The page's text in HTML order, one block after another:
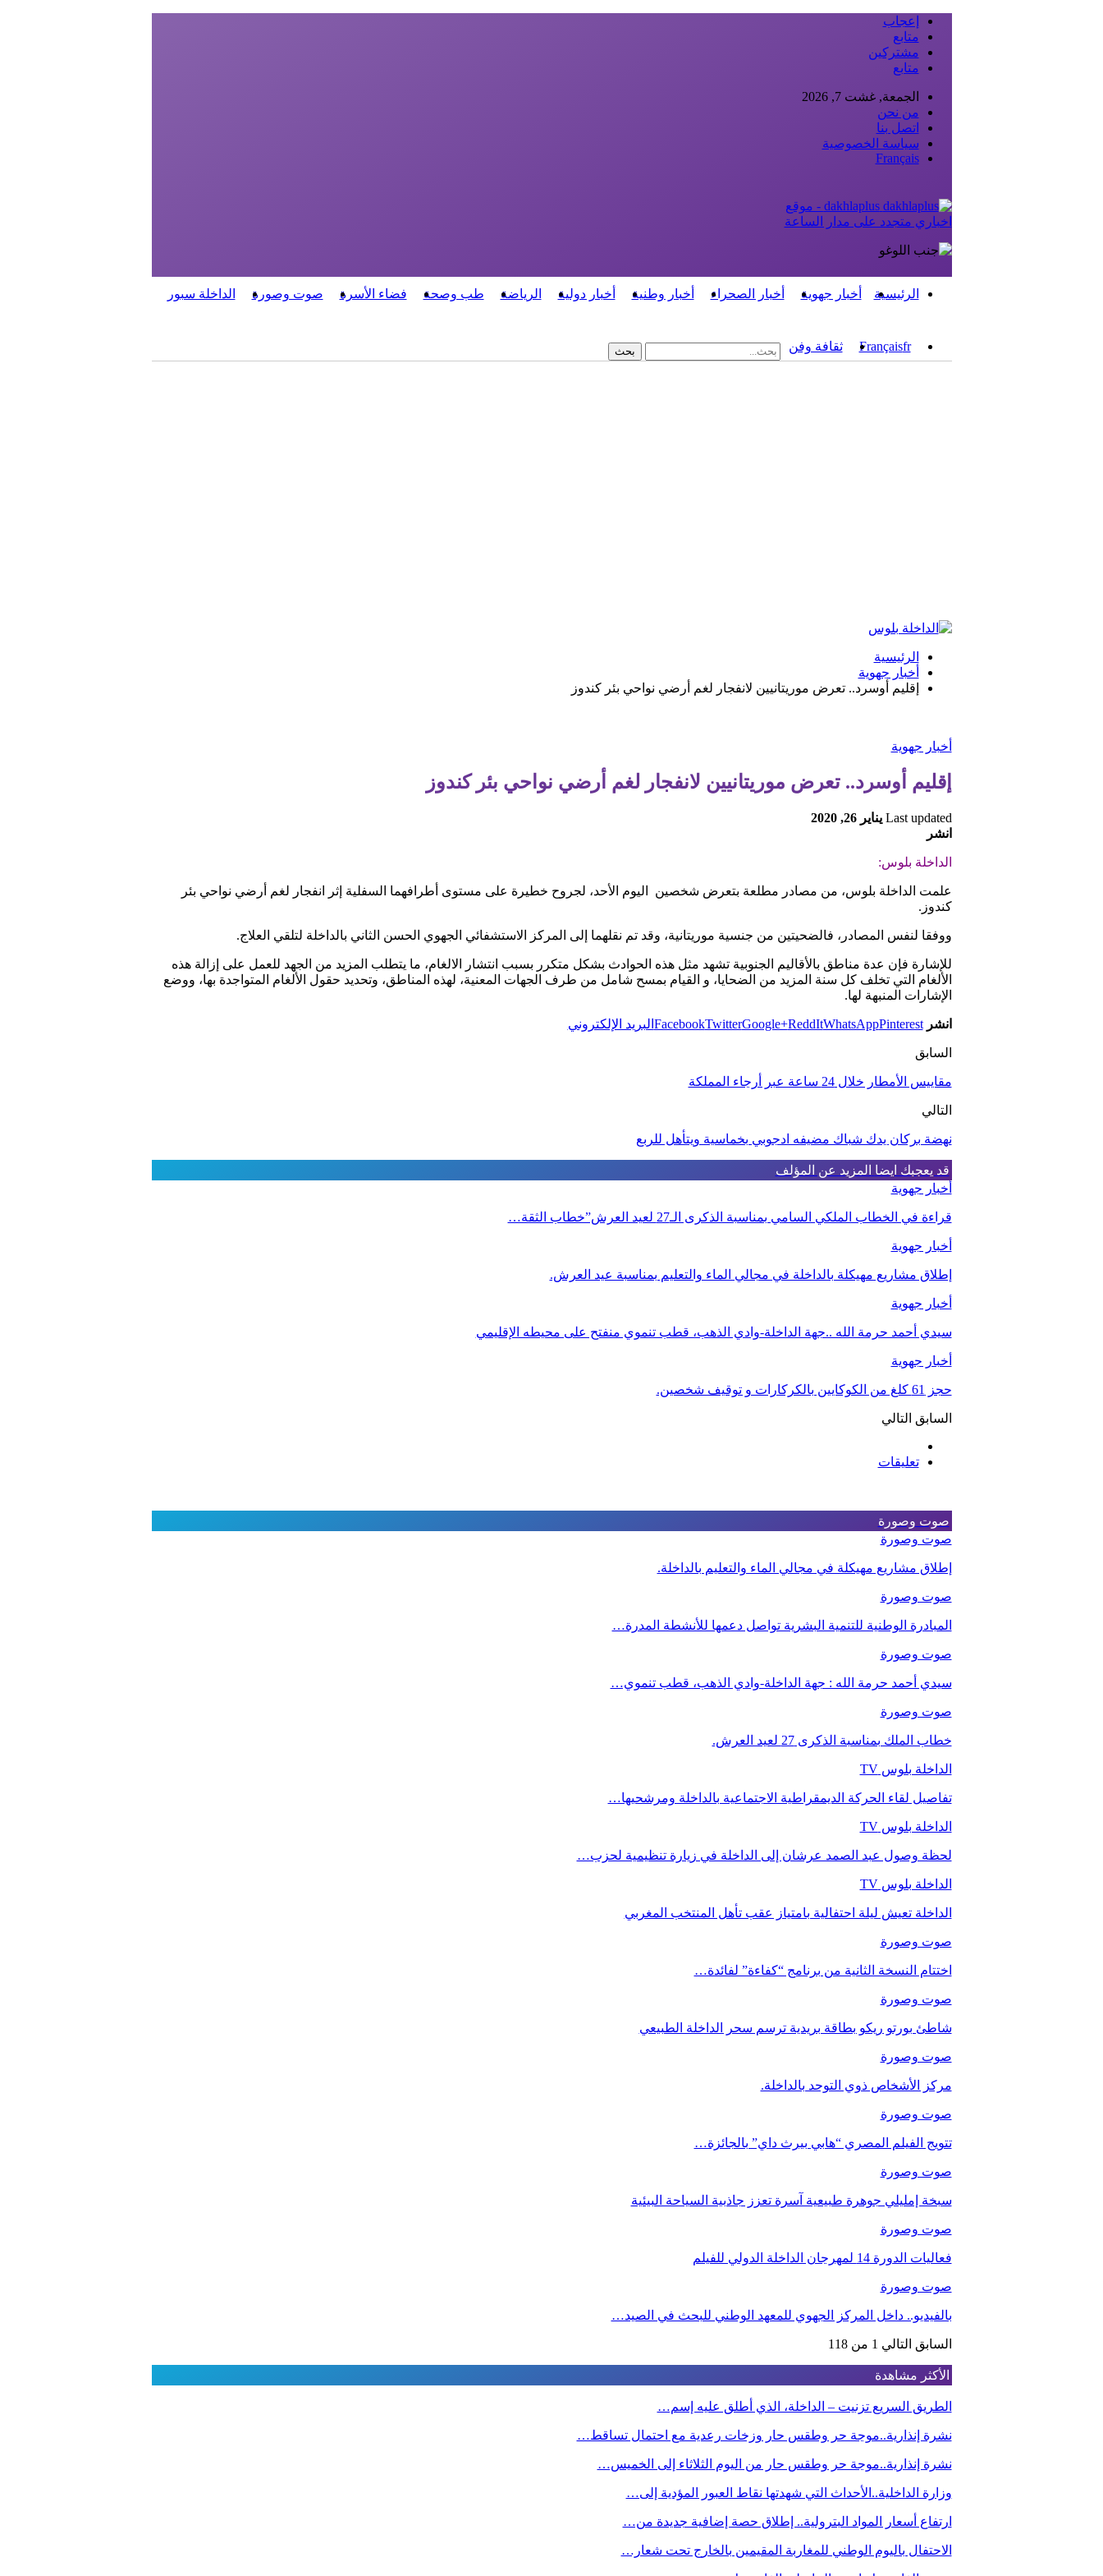
إعجاب
متابع
مشتركين
متابع
الجمعة, غشت 7, 2026
من نحن
اتصل بنا
سياسة الخصوصية
Français
dakhlaplus - موقع
اخباري متجدد على مدار الساعة
الرئيسية أخبار جهوية أخبار الصحراء أخبار وطنية أخبار دولية الرياضة طب وصحة فضاء الأسرة صوت وصورة الداخلة سبور
Françaisfr ثقافة وفن
الرئيسية
أخبار جهوية
إقليم أوسرد.. تعرض موريتانيين لانفجار لغم أرضي نواحي بئر كندوز
أخبار جهوية
إقليم أوسرد.. تعرض موريتانيين لانفجار لغم أرضي نواحي بئر كندوز
Last updated يناير 26, 2020
انشر
الداخلة بلوس:
علمت الداخلة بلوس، من مصادر مطلعة بتعرض شخصين اليوم الأحد، لجروح خطيرة على مستوى أطرافهما السفلية إثر انفجار لغم أرضي نواحي بئر
كندوز.
ووفقا لنفس المصادر، فالضحيتين من جنسية موريتانية، وقد تم نقلهما إلى المركز الاستشفائي الجهوي الحسن الثاني بالداخلة لتلقي العلاج.
للإشارة فإن عدة مناطق بالأقاليم الجنوبية تشهد مثل هذه الحوادث بشكل متكرر بسبب انتشار الالغام، ما يتطلب المزيد من الجهد للعمل على إزالة هذه
الألغام التي تخلف كل سنة المزيد من الضحايا، و القيام بمسح شامل من طرف الجهات المعنية، لهذه المناطق، وتحديد حقول الألغام المتواجدة بها، ووضع
الإشارات المنبهة لها.
انشر FacebookTwitterGoogle+ReddItWhatsAppPinterest البريد الإلكتروني
السابق
مقاييس الأمطار خلال 24 ساعة عبر أرجاء المملكة
التالي
نهضة بركان يدك شباك مضيفه ادجوبي بخماسية ويتأهل للربع
قد يعجبك ايضا المزيد عن المؤلف
أخبار جهوية
قراءة في الخطاب الملكي السامي بمناسبة الذكرى الـ27 لعيد العرش”خطاب الثقة…
أخبار جهوية
إطلاق مشاريع مهيكلة بالداخلة في مجالي الماء والتعليم بمناسبة عيد العرش.
أخبار جهوية
سيدي أحمد حرمة الله ..جهة الداخلة-وادي الذهب، قطب تنموي منفتح على محيطه الإقليمي
أخبار جهوية
حجز 61 كلغ من الكوكايين بالكركارات و توقيف شخصين.
السابق التالي
تعليقات
صوت وصورة
صوت وصورة
إطلاق مشاريع مهيكلة في مجالي الماء والتعليم بالداخلة.
صوت وصورة
المبادرة الوطنية للتنمية البشرية تواصل دعمها للأنشطة المدرة…
صوت وصورة
سيدي أحمد حرمة الله : جهة الداخلة-وادي الذهب، قطب تنموي…
صوت وصورة
خطاب الملك بمناسبة الذكرى 27 لعيد العرش.
الداخلة بلوس TV
تفاصيل لقاء الحركة الديمقراطية الاجتماعية بالداخلة ومرشحيها…
الداخلة بلوس TV
لحظة وصول عبد الصمد عرشان إلى الداخلة في زيارة تنظيمية لحزب…
الداخلة بلوس TV
الداخلة تعيش ليلة احتفالية بامتياز عقب تأهل المنتخب المغربي
صوت وصورة
اختتام النسخة الثانية من برنامج “كفاءة” لفائدة…
صوت وصورة
شاطئ بورتو ريكو بطاقة بريدية ترسم سحر الداخلة الطبيعي
صوت وصورة
مركز الأشخاص ذوي التوحد بالداخلة.
صوت وصورة
تتويج الفيلم المصري “هابي بيرث داي” بالجائزة…
صوت وصورة
سبخة إمليلي جوهرة طبيعية آسرة تعزز جاذبية السياحة البيئية
صوت وصورة
فعاليات الدورة 14 لمهرجان الداخلة الدولي للفيلم
صوت وصورة
بالفيديو.. داخل المركز الجهوي للمعهد الوطني للبحث في الصيد…
السابق التالي 1 من 118
الأكثر مشاهدة
الطريق السريع تزنيت – الداخلة، الذي أطلق عليه إسم…
نشرة إنذارية..موجة حر وطقس حار وزخات رعدية مع احتمال تساقط…
نشرة إنذارية..موجة حر وطقس حار من اليوم الثلاثاء إلى الخميس…
وزارة الداخلية..الأحداث التي شهدتها نقاط العبور المؤدية إلى…
ارتفاع أسعار المواد البترولية.. إطلاق حصة إضافية جديدة من…
الاحتفال باليوم الوطني للمغاربة المقيمين بالخارج تحت شعار…